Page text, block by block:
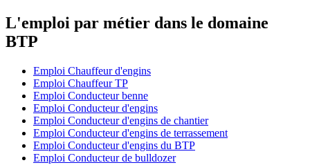
L'emploi par métier dans le domaine
BTP
Emploi Chauffeur d'engins
Emploi Chauffeur TP
Emploi Conducteur benne
Emploi Conducteur d'engins
Emploi Conducteur d'engins de chantier
Emploi Conducteur d'engins de terrassement
Emploi Conducteur d'engins du BTP
Emploi Conducteur de bulldozer